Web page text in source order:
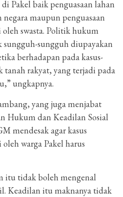
Pakel baik penguasaan lahan
maupun penguasaan
swasta. Politik hukum
sungguh diupayakan
berhadapan pada kasus-
tanah rakyat, yang terjadi pada
ungkapnya.
yang juga menjabat
Hukum dan Keadilan Sosial
mendesak agar kasus
warga Pakel harus
itu tidak boleh mengenal
Keadilan itu maknanya tidak